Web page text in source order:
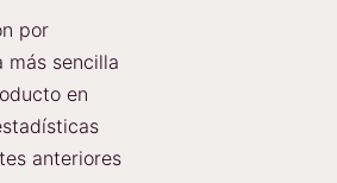
por
más sencilla
en
anteriores